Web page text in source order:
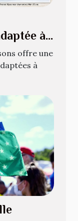
à
offre une
à